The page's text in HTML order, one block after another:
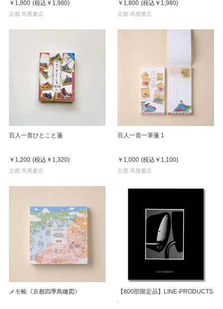
￥1,800 (税込 ￥1,980)
京都 蔦屋書店
￥1,800 (税込 ￥1,980)
京都 蔦屋書店
百人一首ひとこと箋
￥1,200 (税込 ￥1,320)
京都 蔦屋書店
百人一首一筆箋 1
￥1,000 (税込 ￥1,100)
京都 蔦屋書店
メモ帳《京都四季鳥瞰図》
【800部限定品】LINE-PRODUCTS
.